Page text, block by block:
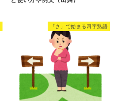
「さ」で始まる四字熟語